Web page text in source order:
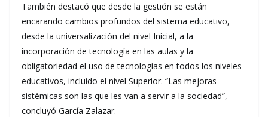
También destacó que desde la gestión se están
encarando cambios profundos del sistema educativo,
desde la universalización del nivel Inicial, a la
incorporación de tecnología en las aulas y la
obligatoriedad el uso de tecnologías en todos los niveles
educativos, incluido el nivel Superior. “Las mejoras
sistémicas son las que les van a servir a la sociedad”,
concluyó García Zalazar.